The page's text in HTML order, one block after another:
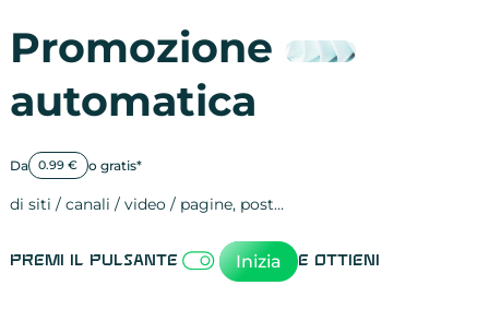
Promozione
automatica
Da 0.99 € o gratis*
di siti / canali / video / pagine, post…
Premi il pulsante Inizia e ottieni